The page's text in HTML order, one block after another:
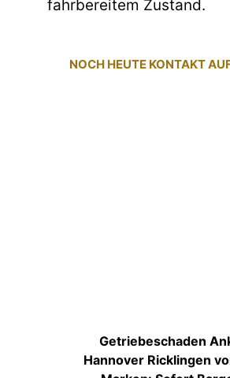
fahrbereitem Zustand.
NOCH HEUTE KONTAKT
Getriebeschaden
Hannover Ricklingen